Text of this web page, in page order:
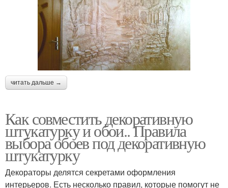
читать дальше →
Как совместить декоративную
штукатурку и обои.. Правила
выбора обоев под декоративную
штукатурку
Декораторы делятся секретами оформления
интерьеров. Есть несколько правил, которые помогут не